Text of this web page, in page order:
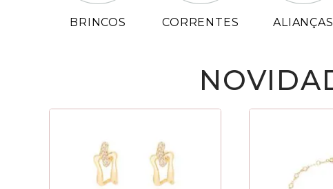
BRINCOS CORRENTES ALIANÇAS